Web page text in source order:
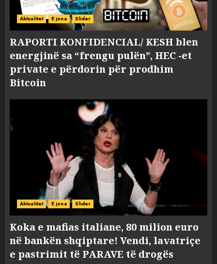
Aktualitet E jona Slider
RAPORTI KONFIDENCIAL/ KESH blen
energjinë sa “frengu pulën”, HEC -et
private e përdorin për prodhim
Bitcoin
Aktualitet E jona Slider
Koka e mafias italiane, 80 milion euro
në bankën shqiptare! Vendi, lavatriçe
e pastrimit të PARAVE të drogës